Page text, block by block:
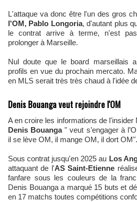
L'attaque va donc être l'un des gros
l'OM, Pablo Longoria, d'autant plus
le contrat arrive à terme, n'est
prolonger à Marseille.
Nul doute que le board marseillais
profils en vue du prochain mercato.
en MLS serait très très chaud à l'idée
Denis Bouanga veut rejoindre l'OM
A en croire les informations de l'insider
Denis Bouanga" veut s’engager à
il se lève OM, il mange OM, il dort OM".
Sous contrat jusqu'en 2025 au Los
attaquant de l'AS Saint-Etienne
fanfare sous les couleurs de la
Denis Bouanga a marqué 15 buts et
en 17 matchs toutes compétitions